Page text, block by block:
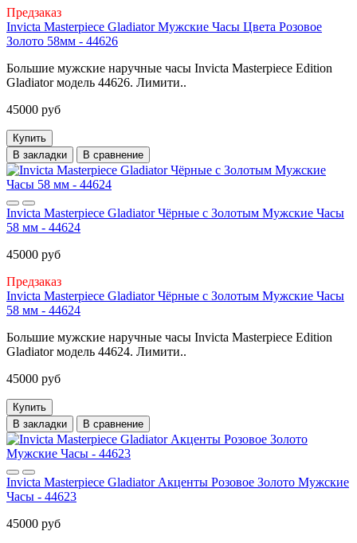
Предзаказ
Invicta Masterpiece Gladiator Мужские Часы Цвета Розовое
Золото 58мм - 44626
Большие мужские наручные часы Invicta Masterpiece Edition
Gladiator модель 44626. Лимити..
45000 руб
Купить
В закладки
В сравнение
Invicta Masterpiece Gladiator Чёрные с Золотым Мужские Часы
58 мм - 44624
45000 руб
Предзаказ
Invicta Masterpiece Gladiator Чёрные с Золотым Мужские Часы
58 мм - 44624
Большие мужские наручные часы Invicta Masterpiece Edition
Gladiator модель 44624. Лимити..
45000 руб
Купить
В закладки
В сравнение
Invicta Masterpiece Gladiator Акценты Розовое Золото Мужские
Часы - 44623
45000 руб